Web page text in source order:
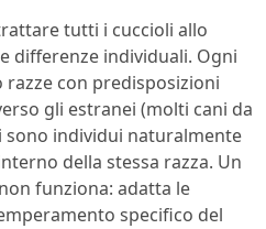
tutti i cuccioli allo
differenze individuali. Ogni
razze con predisposizioni
gli estranei (molti cani da
sono individui naturalmente
della stessa razza. Un
funziona: adatta le
specifico del